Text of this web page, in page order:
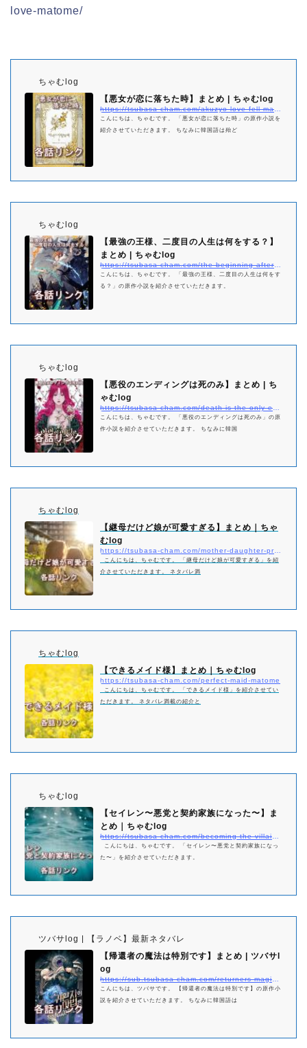
love-matome/
ちゃむlog
【悪女が恋に落ちた時】まとめ | ちゃむlog
こんにちは、ちゃむです。 「悪女が恋に落ちた時」の原作小説を
紹介させていただきます。 ちなみに韓国語は殆ど
ちゃむlog
【最強の王様、二度目の人生は何をする？】
まとめ | ちゃむlog
こんにちは、ちゃむです。 「最強の王様、二度目の人生は何をす
る？」の原作小説を紹介させていただきます。
ちゃむlog
【悪役のエンディングは死のみ】まとめ | ち
ゃむlog
こんにちは、ちゃむです。 「悪役のエンディングは死のみ」の原
作小説を紹介させていただきます。 ちなみに韓国
ちゃむlog
【継母だけど娘が可愛すぎる】まとめ｜ちゃ
むlog
こんにちは、ちゃむです。 「継母だけど娘が可愛すぎる」を紹
介させていただきます。 ネタバレ満
ちゃむlog
【できるメイド様】まとめ｜ちゃむlog
https://tsubasa-cham.com/perfect-maid-matome
こんにちは、ちゃむです。 「できるメイド様」を紹介させてい
ただきます。 ネタバレ満載の紹介と
ちゃむlog
【セイレン〜悪党と契約家族になった〜】ま
とめ｜ちゃむlog
こんにちは、ちゃむです。 「セイレン〜悪党と契約家族になっ
た〜」を紹介させていただきます。
ツバサlog | 【ラノベ】最新ネタバレ
【帰還者の魔法は特別です】まとめ | ツバサl
og
こんにちは、ツバサです。 【帰還者の魔法は特別です】の原作小
説を紹介させていただきます。 ちなみに韓国語は